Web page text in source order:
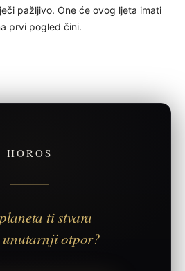
pažljivo. One će ovog ljeta imati
prvi pogled čini.
HOROS
ti stvara
unutarnji otpor?